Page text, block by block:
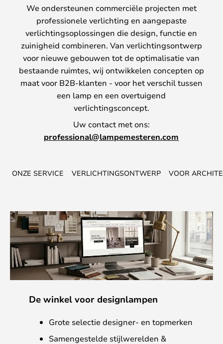
We ondersteunen commerciële projecten met
professionele verlichting en aangepaste
verlichtingsoplossingen die design, functie en
zuinigheid combineren. Van verlichtingsontwerp
voor nieuwe gebouwen tot de optimalisatie van
bestaande ruimtes, wij ontwikkelen concepten op
maat voor B2B-klanten - voor het verschil tussen
een lamp en een overtuigend
verlichtingsconcept.
Uw contact met ons:
professional@lampemesteren.com
ONZE SERVICE VERLICHTINGSONTWERP VOOR
De winkel voor designlampen
Grote selectie designer- en topmerken
Samengestelde stijlwerelden &